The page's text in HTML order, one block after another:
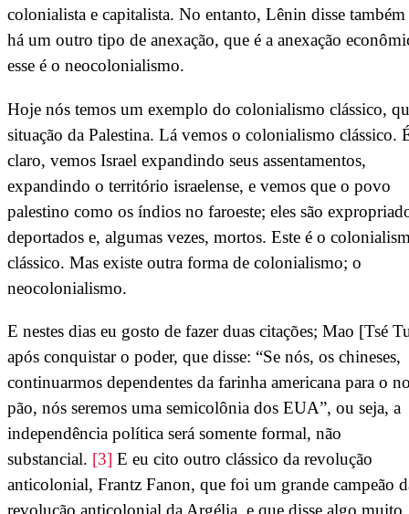
colonialista e capitalista. No entanto, Lênin disse também
há um outro tipo de anexação, que é a anexação
esse é o neocolonialismo.
Hoje nós temos um exemplo do colonialismo clássico,
situação da Palestina. Lá vemos o colonialismo clássico.
claro, vemos Israel expandindo seus assentamentos,
expandindo o território israelense, e vemos que o povo
palestino como os índios no faroeste; eles são
deportados e, algumas vezes, mortos. Este é o
clássico. Mas existe outra forma de colonialismo; o
neocolonialismo.
E nestes dias eu gosto de fazer duas citações; Mao [Tsé
após conquistar o poder, que disse: “Se nós, os chineses,
continuarmos dependentes da farinha americana para o
pão, nós seremos uma semicolônia dos EUA”, ou seja, a
independência política será somente formal, não
substancial. [3] E eu cito outro clássico da revolução
anticolonial, Frantz Fanon, que foi um grande campeão
revolução anticolonial da Argélia, e que disse algo muito